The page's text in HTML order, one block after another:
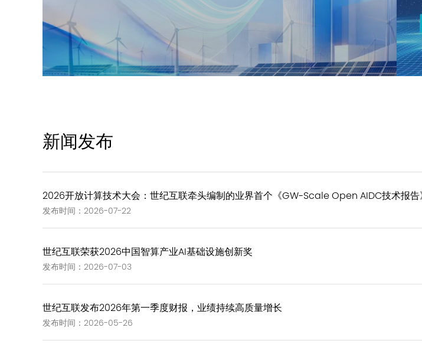
新闻发布
2026开放计算技术大会：世纪互联牵头编制的业界首个《GW-Scale Open AIDC技术报告
发布时间：2026-07-22
世纪互联荣获2026中国智算产业AI基础设施创新奖
发布时间：2026-07-03
世纪互联发布2026年第一季度财报，业绩持续高质量增长
发布时间：2026-05-26